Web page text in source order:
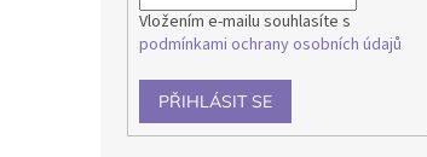
Vložením e-mailu souhlasíte s
podmínkami ochrany osobních údajů
PŘIHLÁSIT SE